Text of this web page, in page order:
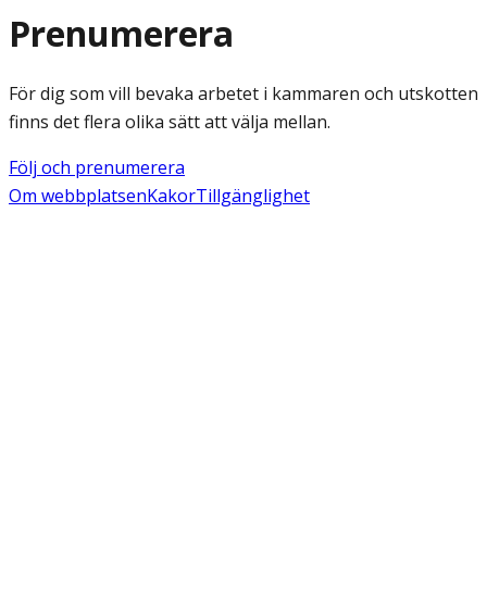
Prenumerera
För dig som vill bevaka arbetet i kammaren och utskotten
finns det flera olika sätt att välja mellan.
Följ och prenumerera
Om webbplatsenKakorTillgänglighet